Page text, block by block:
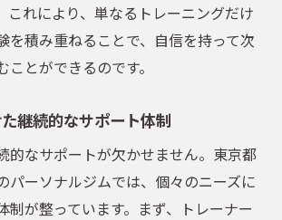
これにより、単なるトレーニングだけ
を積み重ねることで、自信を持って次
とができるのです。
継続的なサポート体制
的なサポートが欠かせません。東京都
パーソナルジムでは、個々のニーズに
制が整っています。まず、トレーナー